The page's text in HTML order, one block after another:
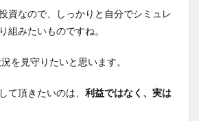
資なので、しっかりと自分でシミュレ
組みたいものですね。
を見守りたいと思います。
て頂きたいのは、 利益ではなく、実は